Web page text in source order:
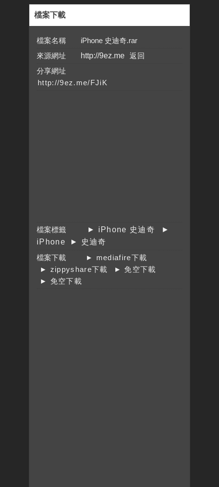
檔案下載
檔案名稱 iPhone 史迪奇.rar
來源網址
http://9ez.me
分享網址
檔案標籤 ► iPhone 史迪奇
►
iPhone
► 史迪奇
檔案下載